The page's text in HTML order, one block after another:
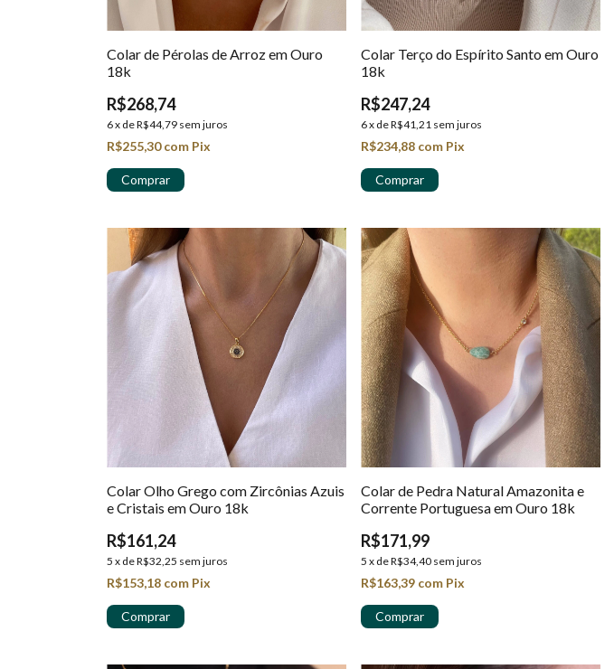
Colar de Pérolas de Arroz em Ouro
18k
R$268,74
6x deR$44,79 sem juros
R$255,30com Pix
Colar Terço do Espírito Santo em Ouro
18k
R$247,24
6x deR$41,21 sem juros
R$234,88 com Pix
Colar Olho Grego com Zircônias Azuis
e Cristais em Ouro 18k
R$161,24
5 x deR$32,25 sem juros
R$153,18 com Pix
Colar de Pedra Natural Amazonita e
Corrente Portuguesa em Ouro 18k
R$171,99
5 x deR$34,40 sem juros
R$163,39 com Pix